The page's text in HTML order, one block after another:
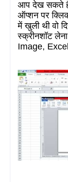
आप देख सकते हैं
ऑप्शन पर क्लिक
में खुली थी वो
स्क्रीनशॉट
Image, Excel